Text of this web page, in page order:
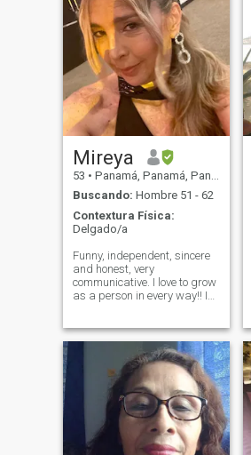
Mireya
53 • Panamá, Panamá, Panamá
Buscando: Hombre 51 - 62
Contextura Física:
Delgado/a
Funny, independent, sincere
and honest, very
communicative. I love to grow
as a person in every way!! I
like to share unique,
romantic, funny, moments
with the person who really
catches my attention. I like
aquatic sports, beaches,
nature, good restaurants. I
would like to share time with
a lovely person, funny and
very responsible, someone